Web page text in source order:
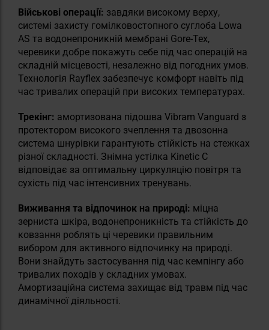
Військові операції: завдяки високому верху,
системі захисту гомілковостопного суглоба Lowa
AS та водонепроникній мембрані Gore-Tex,
черевики добре покажуть себе під час операцій на
складній місцевості, незалежно від погодних умов.
Технологія Rayflex забезпечує комфорт навіть під
час тривалих операцій при високих температурах.
Трекінг: амортизована підошва Vibram Vanguard з
протектором високого зчеплення та двозонна
система шнурівки гарантують стійкість на стежках
різної складності. Знімна устілка Kinetic C
відповідає за оптимальну циркуляцію повітря та
сухість під час інтенсивних тренувань.
Виживання та відпочинок на природі: міцна
зерниста шкіра, водонепроникність та стійкість до
ковзання роблять ці черевики правильним
вибором для активного відпочинку на природі.
Вони знайдуть застосування під час кемпінгу або
тривалих походів у складних умовах.
Амортизаційна система захищає від травм під час
динамічної діяльності.